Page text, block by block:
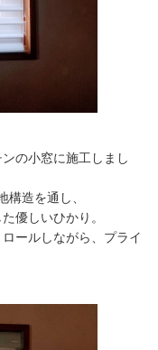
の小窓に施工しまし
構造を通し、
優しいひかり。
ールしながら、プライ